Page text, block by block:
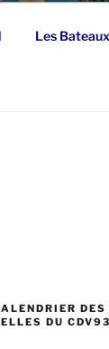
Les Bateaux
DU CDV93